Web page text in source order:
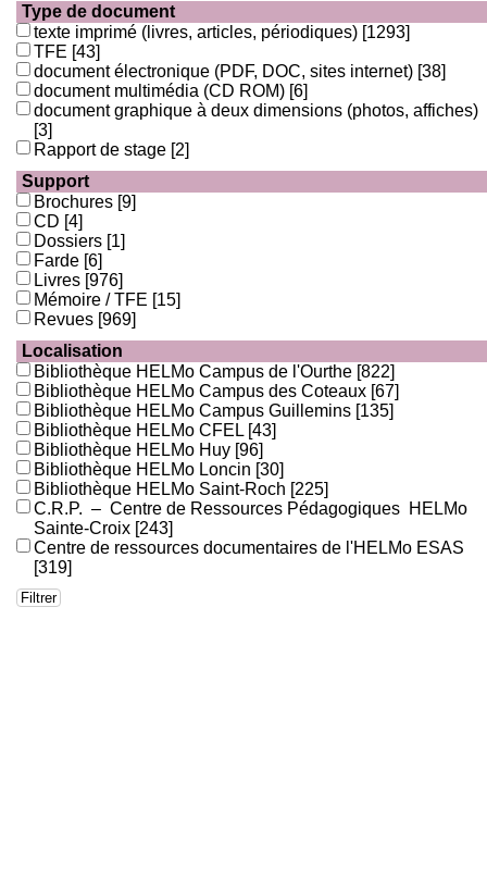
Type de document
texte imprimé (livres, articles, périodiques) [1293]
TFE [43]
document électronique (PDF, DOC, sites internet) [38]
document multimédia (CD ROM) [6]
document graphique à deux dimensions (photos, affiches)
[3]
Rapport de stage [2]
Support
Brochures [9]
CD [4]
Dossiers [1]
Farde [6]
Livres [976]
Mémoire / TFE [15]
Revues [969]
Localisation
Bibliothèque HELMo Campus de l'Ourthe [822]
Bibliothèque HELMo Campus des Coteaux [67]
Bibliothèque HELMo Campus Guillemins [135]
Bibliothèque HELMo CFEL [43]
Bibliothèque HELMo Huy [96]
Bibliothèque HELMo Loncin [30]
Bibliothèque HELMo Saint-Roch [225]
C.R.P. – Centre de Ressources Pédagogiques HELMo
Sainte-Croix [243]
Centre de ressources documentaires de l'HELMo ESAS
[319]